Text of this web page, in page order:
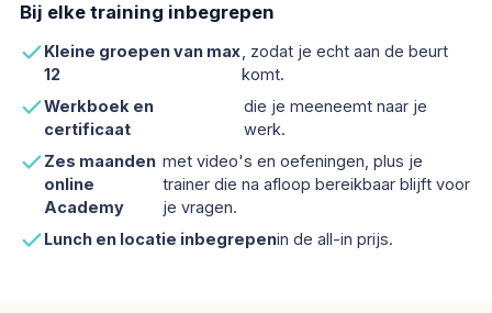
Bij elke training inbegrepen
Kleine groepen van max
12
, zodat je echt aan de beurt
komt.
Werkboek en
certificaat
die je meeneemt naar je
werk.
Zes maanden
online
Academy
met video's en oefeningen, plus je
trainer die na afloop bereikbaar blijft voor
je vragen.
Lunch en locatie inbegrepenin de all-in prijs.